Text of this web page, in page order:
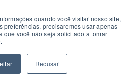
quando você visitar nosso site,
preferências, precisaremos usar apenas
que você não seja solicitado a tomar
Recusar
de privacidade